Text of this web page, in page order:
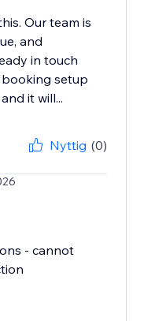
Our team is
and
in touch
setup
it will...
Nyttig (0)
- cannot